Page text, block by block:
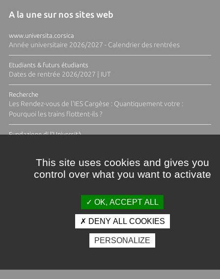
A la une sur nos sites web
www.universita.corsica
Année universitaire 2026/2027 - Calendrier des rentrées
Etudiants & futurs étudiants
Dates de rentrée 2026/2027 | IUT
Recherche
Les Rendez-vous de l'IES Cargèse : Quantiquement votre :
Pourquoi les trains flottent-ils ?
Fundazione di l'Università
Crédits et mentions légales
Espace presse
Photothèque
This site uses cookies and gives you
control over what you want to activate
OK, ACCEPT ALL
DENY ALL COOKIES
PERSONALIZE